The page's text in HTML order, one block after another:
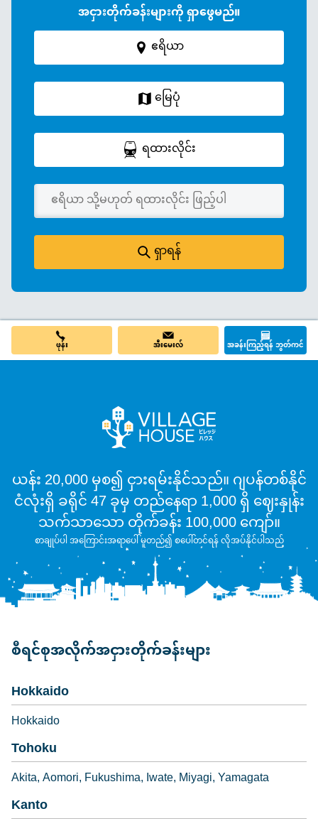
အငှားတိုက်ခန်းများကို ရှာဖွေမည်။
ဧရိယာ
မြေပုံ
ရထားလိုင်း
ရှာရန်
ဖုန်း အီးမေးလ် အခန်းကြည့်ရန် ဘွတ်ကင်
ယန်း 20,000 မှစ၍ ငှားရမ်းနိုင်သည်။ ဂျပန်တစ်နိုင်
ငံလုံးရှိ ခရိုင် 47 ခုမှ တည်နေရာ 1,000 ရှိ ဈေးနှုန်း
သက်သာသော တိုက်ခန်း 100,000 ကျော်။
စာချုပ်ပါ အကြောင်းအရာပေါ် မူတည်၍ စပေါ်တင်ရန် လိုအပ်နိုင်ပါသည်
စီရင်စုအလိုက်အငှားတိုက်ခန်းများ
Hokkaido
Hokkaido
Tohoku
Akita Aomori Fukushima Iwate Miyagi Yamagata
Kanto